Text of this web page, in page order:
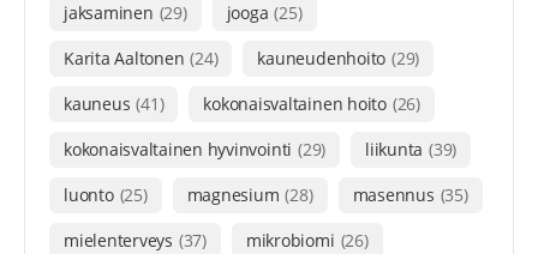
jaksaminen (29) jooga (25)
Karita Aaltonen (24) kauneudenhoito (29)
kauneus (41) kokonaisvaltainen hoito (26)
kokonaisvaltainen hyvinvointi (29) liikunta (39)
luonto (25) magnesium (28) masennus (35)
mielenterveys (37) mikrobiomi (26)